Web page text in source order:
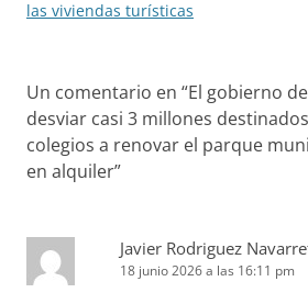
las viviendas turísticas
Un comentario en “El gobierno
desviar casi 3 millones
colegios a renovar el parque
en alquiler”
Javier Rodriguez
18 junio 2026 a las 16:11 pm